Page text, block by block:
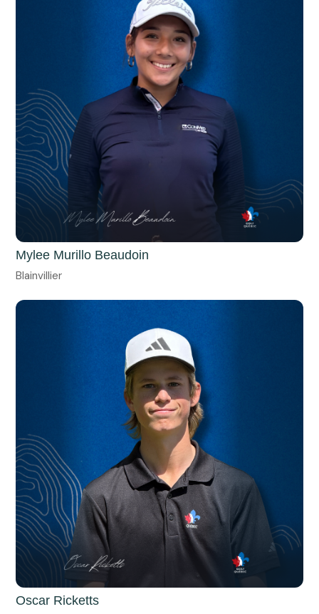
Mylee Murillo Beaudoin
Blainvillier
Oscar Ricketts